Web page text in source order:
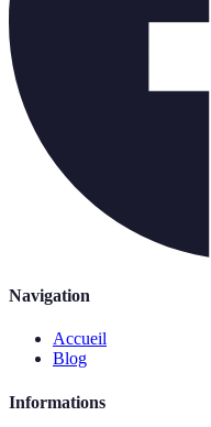
Navigation
Accueil
Blog
Informations